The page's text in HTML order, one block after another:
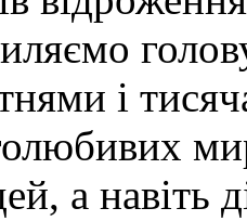
і
а навіть